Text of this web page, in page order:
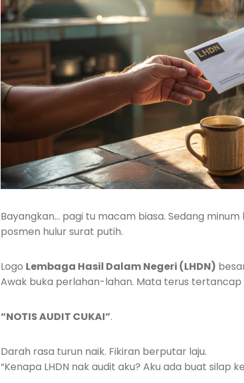
Bayangkan… pagi tu macam biasa. Sedang
posmen hulur surat putih.
Logo Lembaga Hasil Dalam Negeri (LHDN)
Awak buka perlahan-lahan. Mata terus
“NOTIS AUDIT CUKAI”.
Darah rasa turun naik. Fikiran berputar laju.
“Kenapa LHDN nak audit aku? Aku ada buat silap